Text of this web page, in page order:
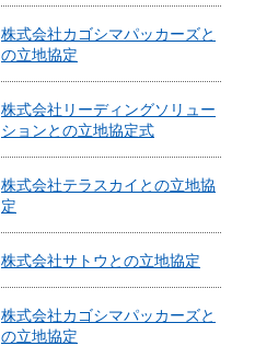
株式会社カゴシマパッカーズと
の立地協定
株式会社リーディングソリュー
ションとの立地協定式
株式会社テラスカイとの立地協
定
株式会社サトウとの立地協定
株式会社カゴシマパッカーズと
の立地協定